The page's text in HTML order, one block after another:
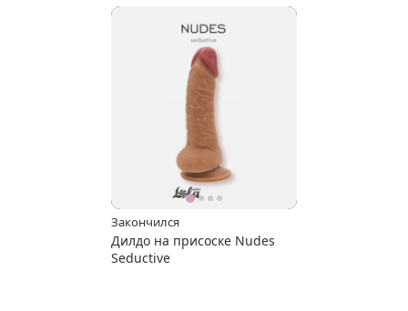
Закончился
Дилдо на присоске Nudes
Seductive